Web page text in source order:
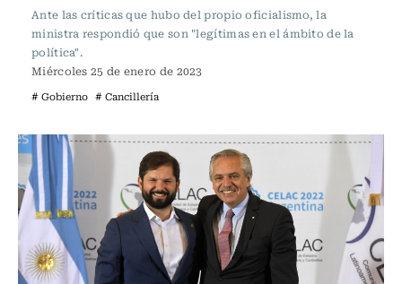
Ante las críticas que hubo del propio oficialismo, la
ministra respondió que son "legítimas en el ámbito de la
política".
Miércoles 25 de enero de 2023
# Gobierno # Cancillería